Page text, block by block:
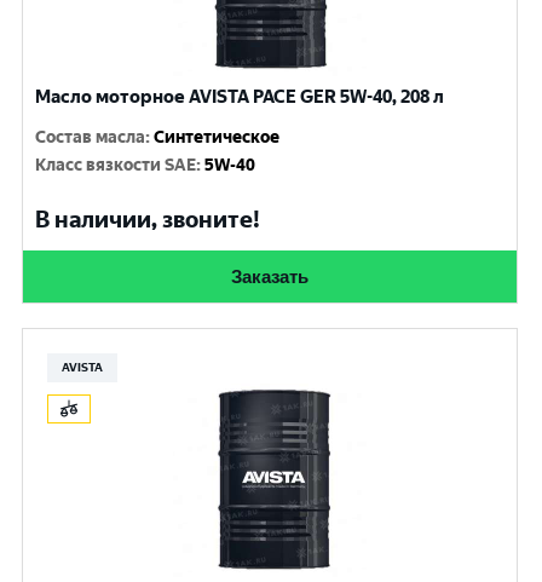
Масло моторное AVISTA PACE GER 5W-40, 208 л
Состав масла:Синтетическое
Класс вязкости SAE:5W-40
В наличии, звоните!
Заказать
AVISTA